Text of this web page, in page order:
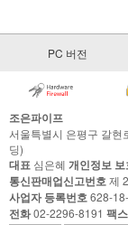
PC 버전
조은파이프
서울특별시 은평구 갈
딩)
대표 심은혜 개인정보
통신판매업신고번호제
사업자 등록번호628-
전화02-2296-8191 팩스